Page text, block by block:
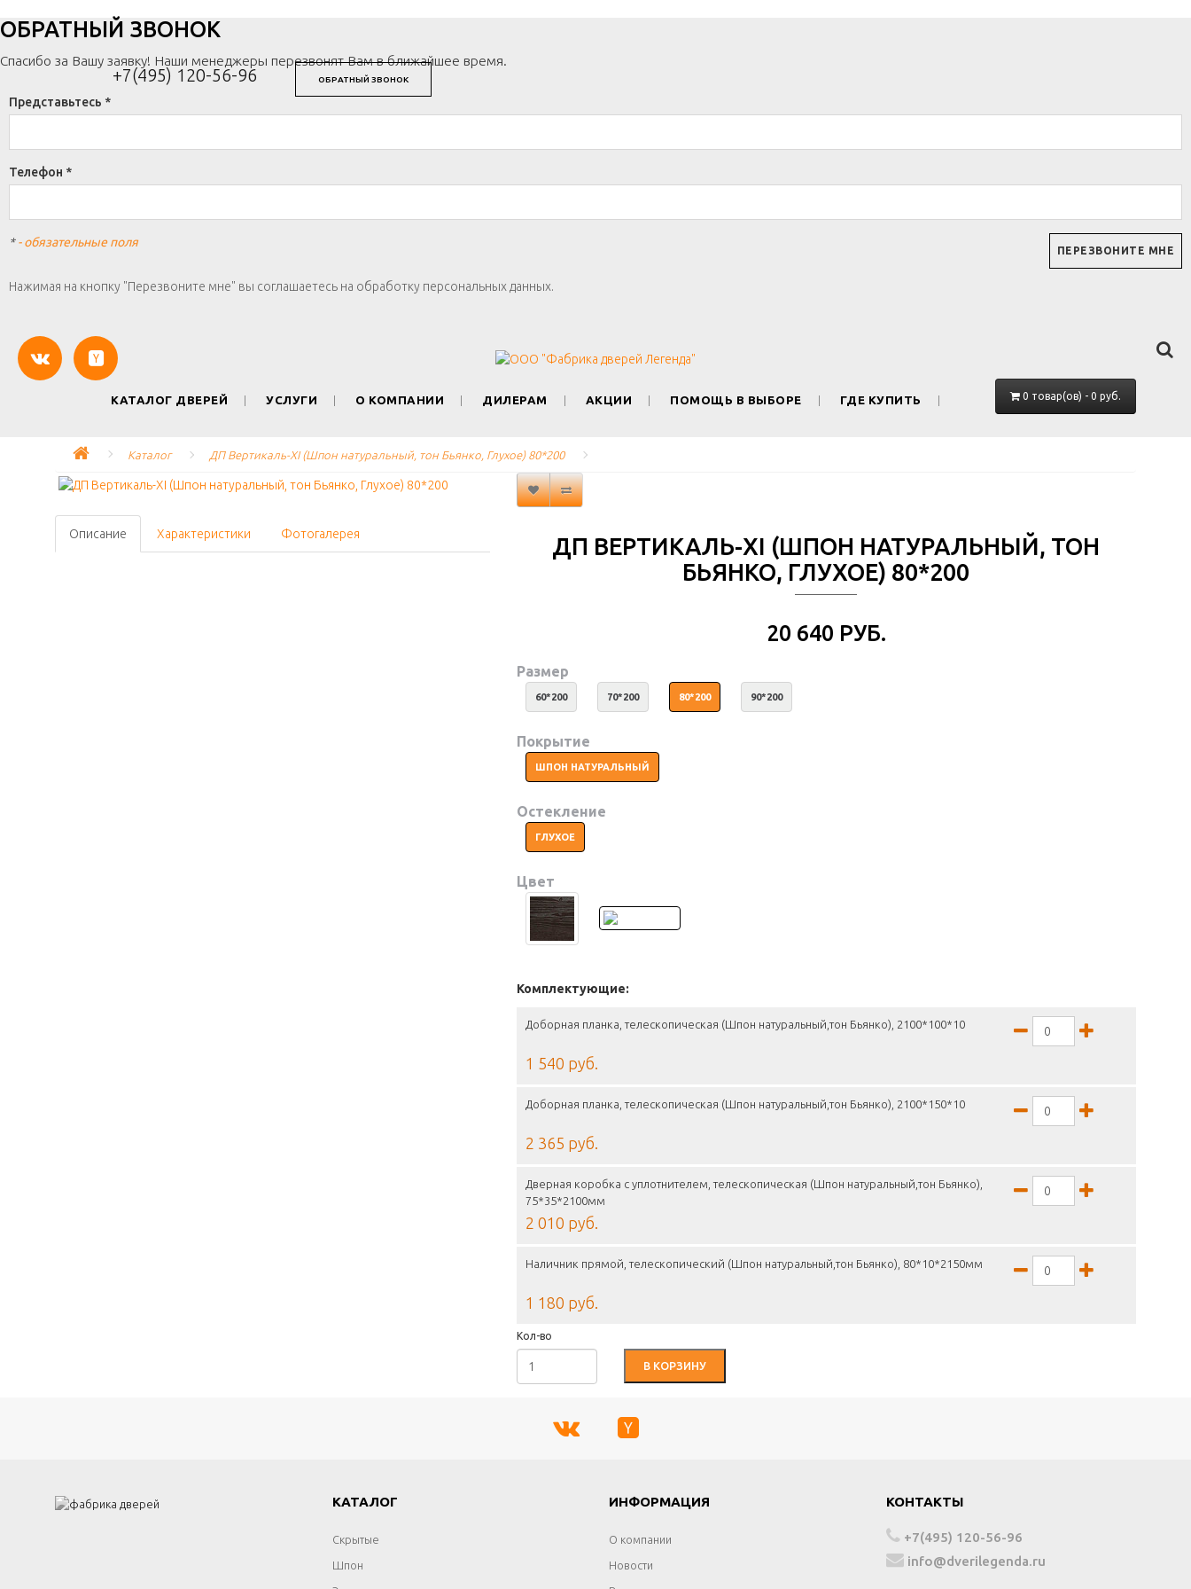
+7(495) 120-56-96 ОБРАТНЫЙ ЗВОНОК
ОБРАТНЫЙ ЗВОНОК
Спасибо за Вашу заявку! Наши менеджеры перезвонят Вам в ближайшее время.
Представьтесь *
Телефон *
*- обязательные поля
Нажимая на кнопку "Перезвоните мне" вы соглашаетесь на обработку персональных данных.
КАТАЛОГ ДВЕРЕЙ УСЛУГИ О КОМПАНИИ ДИЛЕРАМ АКЦИИ ПОМОЩЬ В ВЫБОРЕ ГДЕ КУПИТЬ 0 товар(ов) - 0 руб.
Каталог ДП Вертикаль-XI (Шпон натуральный, тон Бьянко, Глухое) 80*200
Описание Характеристики Фотогалерея
ДП ВЕРТИКАЛЬ-XI (ШПОН НАТУРАЛЬНЫЙ, ТОН
БЬЯНКО, ГЛУХОЕ) 80*200
20 640 РУБ.
Размер
60*200 70*200 80*200 90*200
Покрытие
ШПОН НАТУРАЛЬНЫЙ
Остекление
ГЛУХОЕ
Цвет
Комплектующие:
Доборная планка, телескопическая (Шпон натуральный,тон Бьянко), 2100*100*10
1 540 руб.
Доборная планка, телескопическая (Шпон натуральный,тон Бьянко), 2100*150*10
2 365 руб.
Дверная коробка с уплотнителем, телескопическая (Шпон натуральный,тон Бьянко),
75*35*2100мм
2 010 руб.
Наличник прямой, телескопический (Шпон натуральный,тон Бьянко), 80*10*2150мм
1 180 руб.
Кол-во
В КОРЗИНУ
КАТАЛОГ
Скрытые
Шпон
ИНФОРМАЦИЯ
О компании
Новости
КОНТАКТЫ
+7(495) 120-56-96
info@dverilegenda.ru